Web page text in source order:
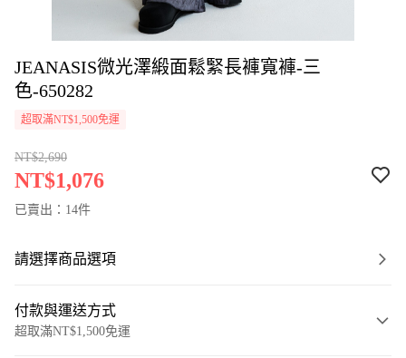
JEANASIS微光澤緞面鬆緊長褲寬褲-三
色-650282
超取滿NT$1,500免運
NT$2,690
NT$1,076
已賣出：14件
請選擇商品選項
付款與運送方式
超取滿NT$1,500免運